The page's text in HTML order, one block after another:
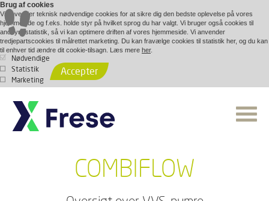
Brug af cookies
Vi anvender teknisk nødvendige cookies for at sikre dig den bedste oplevelse på vores
hjemmeside og f.eks. holde styr på hvilket sprog du har valgt. Vi bruger også cookies til
anonym statistik, så vi kan optimere driften af vores hjemmeside. Vi anvender
tredjepartscookies til målrettet marketing. Du kan fravælge cookies til statistik her, og du kan
til enhver tid ændre dit cookie-tilsagn. Læs mere her.
Nødvendige
Statistik
Marketing
Accepter
COMBIFLOW